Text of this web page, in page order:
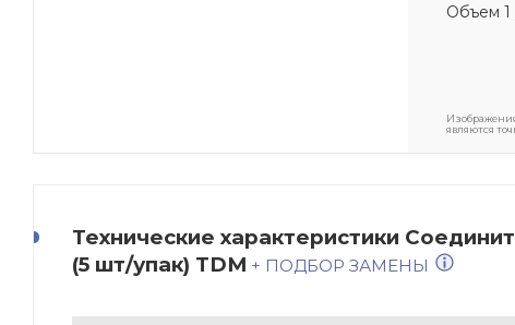
Объем 1
являются
Технические характеристики
(5 шт/упак) TDM + ПОДБОР ЗАМЕНЫ